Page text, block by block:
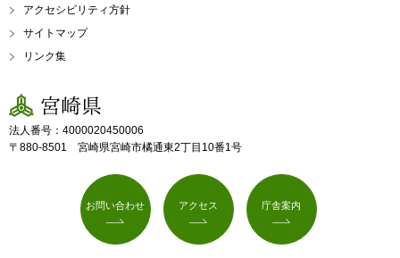
アクセシビリティ方針
サイトマップ
リンク集
宮崎県
法人番号：4000020450006
〒880-8501 宮崎県宮崎市橘通東2丁目10番1号
お問い合わせ アクセス 庁舎案内